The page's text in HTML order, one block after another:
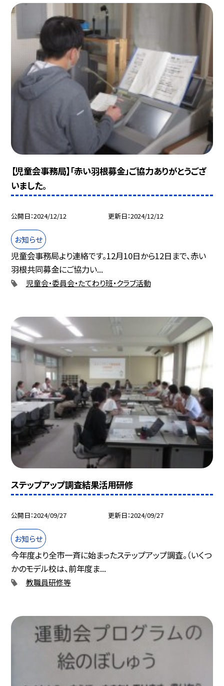
【児童会事務局】「赤い羽根募金」ご協力ありがとうござ
いました。
公開日 2024/12/12 更新日 2024/12/12
お知らせ
児童会事務局より連絡です。12月10日から12日まで、赤い
羽根共同募金にご協力い...
児童会・委員会・たてわり班・クラブ活動
ステップアップ調査結果活用研修
公開日 2024/09/27 更新日 2024/09/27
お知らせ
今年度より全市一斉に始まったステップアップ調査。（いくつ
かのモデル校は、前年度ま...
教職員研修等